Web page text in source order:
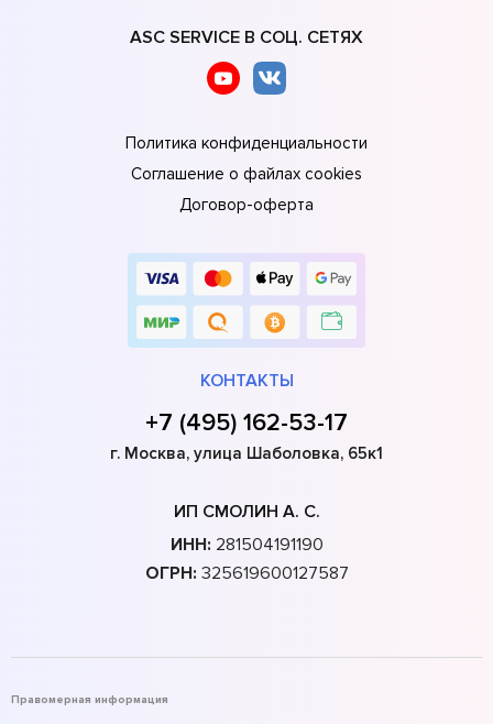
ASC SERVICE В СОЦ. СЕТЯХ
Политика конфиденциальности
Соглашение о файлах cookies
Договор-оферта
КОНТАКТЫ
+7 (495) 162-53-17
г. Москва, улица Шаболовка, 65к1
ИП СМОЛИН А. С.
ИНН: 281504191190
ОГРН: 325619600127587
Правомерная информация